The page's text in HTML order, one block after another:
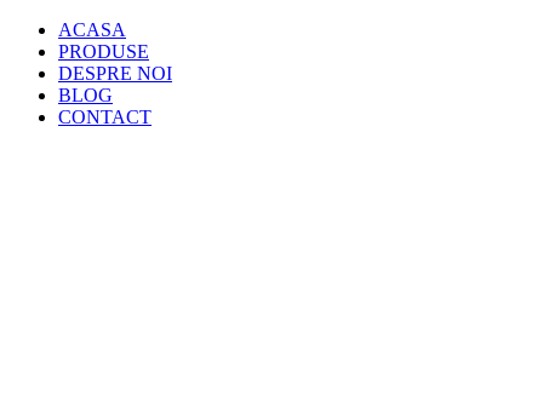
ACASA
PRODUSE
DESPRE NOI
BLOG
CONTACT